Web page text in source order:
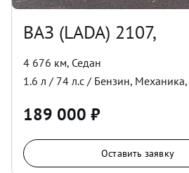
ВАЗ (LADA) 2107,
4 676 км, Седан
1.6 л / 74 л.с / Бензин, Механика,
189 000 ₽
Оставить заявку